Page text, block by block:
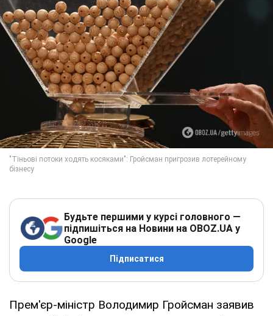
Будьте першими у курсі головного —
підпишіться на Новини на OBOZ.UA у
Google
Підписатися
Прем'єр-міністр Володимир Гройсман заявив